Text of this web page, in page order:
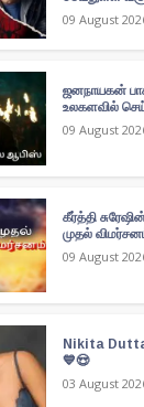
09 August
ஜனநாயகன்
உலகளவில்
09 August
கீர்த்தி
முதல்
09 August
Nikita
💙😍
03 August